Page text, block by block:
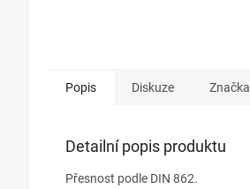
Popis Diskuze Značka
Detailní popis produktu
Přesnost podle DIN 862.